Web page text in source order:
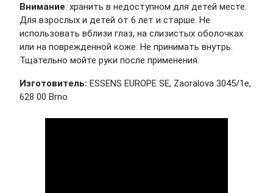
Внимание: хранить в недоступном для детей месте.
Для взрослых и детей от 6 лет и старше. Не
использовать вблизи глаз, на слизистых оболочках
или на поврежденной коже. Не принимать внутрь.
Тщательно мойте руки после применения.
Изготовитель: ESSENS EUROPE SE, Zaoralova 3045/1e,
628 00 Brno